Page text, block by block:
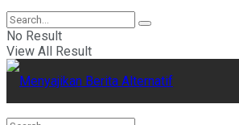
No Result
View All Result